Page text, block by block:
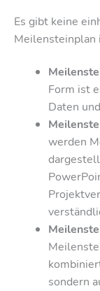
Es gibt keine
Meilensteinplan
Form ist
Daten
werden
sondern